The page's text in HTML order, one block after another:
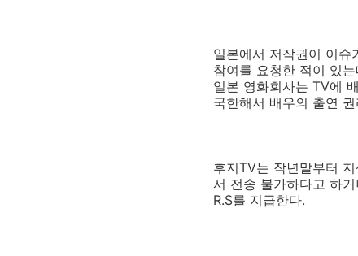
일본에서 저작권이 이
참여를 요청한 적이 있
일본 영화회사는 TV에
국한해서 배우의 출연
후지TV는 작년말부터
서 전송 불가하다고 하
R.S를 지급한다.